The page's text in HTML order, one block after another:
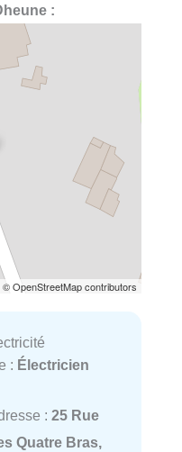
:
© OpenStreetMap contributors
: Électricien
: 25 Rue
Quatre Bras,